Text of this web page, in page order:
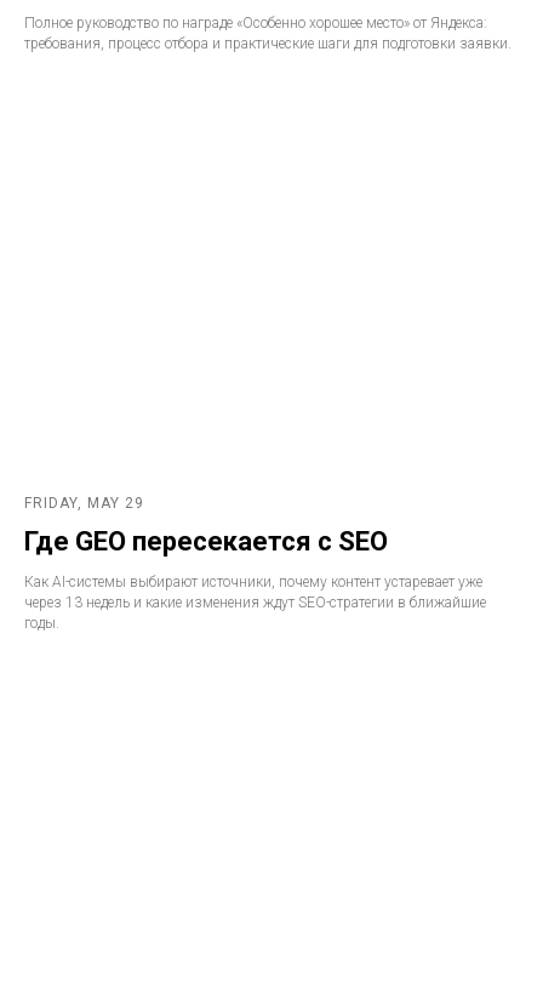
Полное руководство по награде «Особенно хорошее место» от Яндекса:
требования, процесс отбора и практические шаги для подготовки заявки.
FRIDAY, MAY 29
Где GEO пересекается с SEO
Как AI-системы выбирают источники, почему контент устаревает уже
через 13 недель и какие изменения ждут SEO-стратегии в ближайшие
годы.